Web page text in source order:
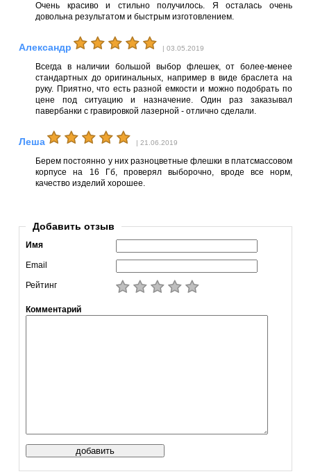
Очень красиво и стильно получилось. Я осталась очень
довольна результатом и быстрым изготовлением.
Александр | 03.05.2019
Всегда в наличии большой выбор флешек, от более-менее
стандартных до оригинальных, например в виде браслета на
руку. Приятно, что есть разной емкости и можно подобрать по
цене под ситуацию и назначение. Один раз заказывал
павербанки с гравировкой лазерной - отлично сделали.
Леша | 21.06.2019
Берем постоянно у них разноцветные флешки в платсмассовом
корпусе на 16 Гб, проверял выборочно, вроде все норм,
качество изделий хорошее.
Добавить отзыв
Имя
Email
Рейтинг
Комментарий